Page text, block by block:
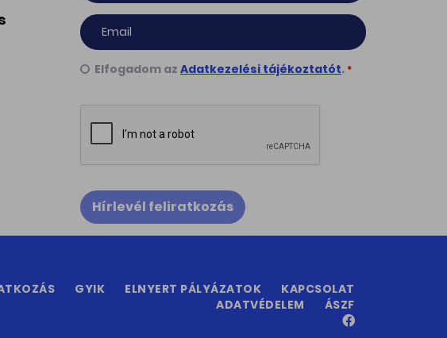
Elfogadom az Adatkezelési tájékoztatót. *
Hírlevél feliratkozás
GYIK ELNYERT PÁLYÁZATOK
KAPCSOLAT
ADATVÉDELEM
ÁSZF